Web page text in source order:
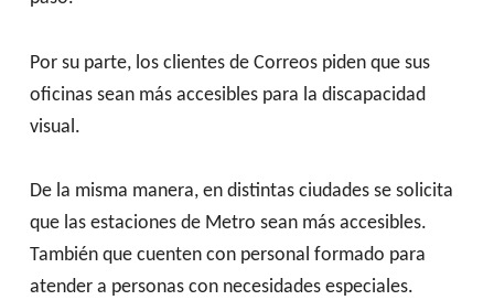
Por su parte, los clientes de Correos piden que sus
oficinas sean más accesibles para la discapacidad
visual.
De la misma manera, en distintas ciudades se solicita
que las estaciones de Metro sean más accesibles.
También que cuenten con personal formado para
atender a personas con necesidades especiales.